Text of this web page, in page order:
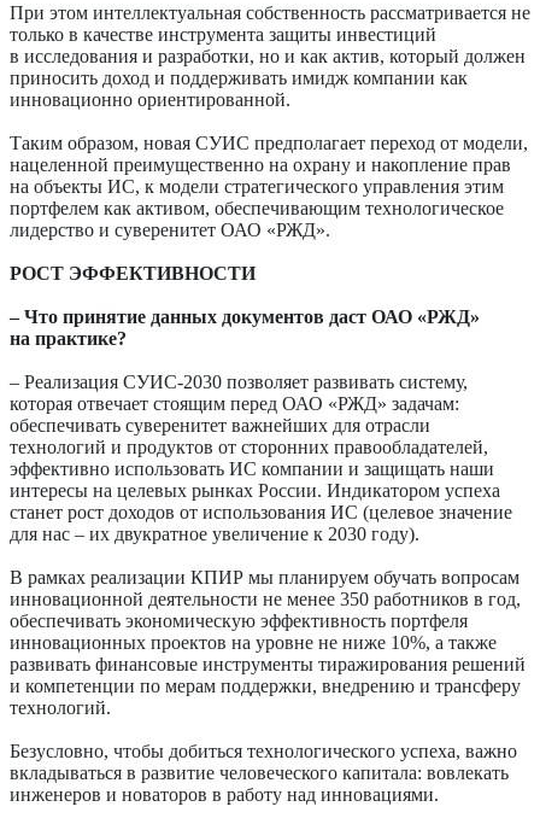
При этом интеллектуальная собственность рассматривается не
только в качестве инструмента защиты инвестиций
в исследования и разработки, но и как актив, который должен
приносить доход и поддерживать имидж компании как
инновационно ориентированной.
Таким образом, новая СУИС предполагает переход от модели,
нацеленной преимущественно на охрану и накопление прав
на объекты ИС, к модели стратегического управления этим
портфелем как активом, обеспечивающим технологическое
лидерство и суверенитет ОАО «РЖД».
РОСТ ЭФФЕКТИВНОСТИ
– Что принятие данных документов даст ОАО «РЖД»
на практике?
– Реализация СУИС-2030 позволяет развивать систему,
которая отвечает стоящим перед ОАО «РЖД» задачам:
обеспечивать суверенитет важнейших для отрасли
технологий и продуктов от сторонних правообладателей,
эффективно использовать ИС компании и защищать наши
интересы на целевых рынках России. Индикатором успеха
станет рост доходов от использования ИС (целевое значение
для нас – их двукратное увеличение к 2030 году).
В рамках реализации КПИР мы планируем обучать вопросам
инновационной деятельности не менее 350 работников в год,
обеспечивать экономическую эффективность портфеля
инновационных проектов на уровне не ниже 10%, а также
развивать финансовые инструменты тиражирования решений
и компетенции по мерам поддержки, внедрению и трансферу
технологий.
Безусловно, чтобы добиться технологического успеха, важно
вкладываться в развитие человеческого капитала: вовлекать
инженеров и новаторов в работу над инновациями.